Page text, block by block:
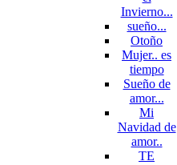
Invierno...
sueño...
Otoño
Mujer.. es
tiempo
Sueño de
amor...
Mi
Navidad de
amor..
TE